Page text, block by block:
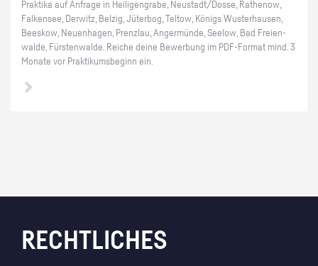
Prak­ti­ka auf An­fra­ge in Hei­li­gen­gra­be, Neu­stadt/Dosse, Ra­the­now,
Fal­ken­see, Der­witz, Bel­zig, Jü­ter­bog, Tel­tow, Kö­nigs Wus­ter­hau­sen,
Bees­kow, Neu­en­ha­gen, Prenz­lau, An­ger­mün­de, See­low, Bad Frei­en­
wal­de, Fürs­ten­wal­de. Rei­che deine Be­wer­bung im PDF-For­mat mind. 3
Mo­na­te vor Prak­ti­kums­be­ginn ein.
RECHTLICHES